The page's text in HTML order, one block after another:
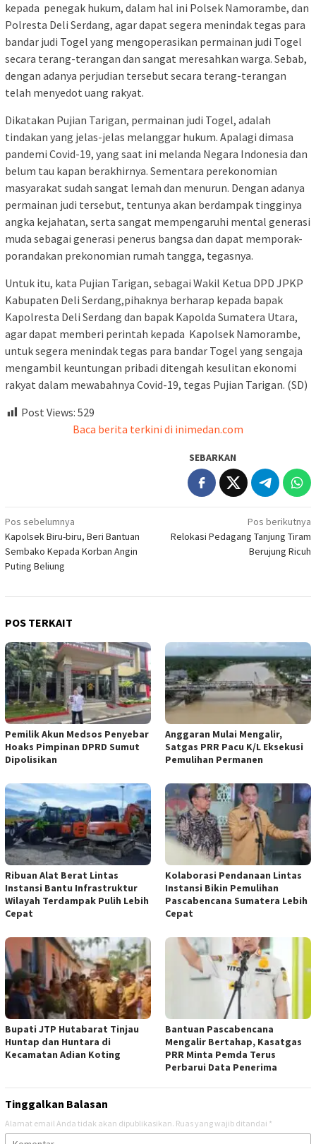
kepada penegak hukum, dalam hal ini Polsek Namorambe, dan
Polresta Deli Serdang, agar dapat segera menindak tegas para
bandar judi Togel yang mengoperasikan permainan judi Togel
secara terang-terangan dan sangat meresahkan warga. Sebab,
dengan adanya perjudian tersebut secara terang-terangan
telah menyedot uang rakyat.
Dikatakan Pujian Tarigan, permainan judi Togel, adalah
tindakan yang jelas-jelas melanggar hukum. Apalagi dimasa
pandemi Covid-19, yang saat ini melanda Negara Indonesia dan
belum tau kapan berakhirnya. Sementara perekonomian
masyarakat sudah sangat lemah dan menurun. Dengan adanya
permainan judi tersebut, tentunya akan berdampak tingginya
angka kejahatan, serta sangat mempengaruhi mental generasi
muda sebagai generasi penerus bangsa dan dapat memporak-
porandakan prekonomian rumah tangga, tegasnya.
Untuk itu, kata Pujian Tarigan, sebagai Wakil Ketua DPD JPKP
Kabupaten Deli Serdang,pihaknya berharap kepada bapak
Kapolresta Deli Serdang dan bapak Kapolda Sumatera Utara,
agar dapat memberi perintah kepada Kapolsek Namorambe,
untuk segera menindak tegas para bandar Togel yang sengaja
mengambil keuntungan pribadi ditengah kesulitan ekonomi
rakyat dalam mewabahnya Covid-19, tegas Pujian Tarigan. (SD)
Post Views: 529
Baca berita terkini di inimedan.com
SEBARKAN
Navigasi
pos
Pos sebelumnya
Kapolsek Biru-biru, Beri Bantuan
Sembako Kepada Korban Angin
Puting Beliung
Pos berikutnya
Relokasi Pedagang Tanjung Tiram
Berujung Ricuh
POS TERKAIT
Pemilik Akun Medsos Penyebar
Hoaks Pimpinan DPRD Sumut
Dipolisikan
Anggaran Mulai Mengalir,
Satgas PRR Pacu K/L Eksekusi
Pemulihan Permanen
Ribuan Alat Berat Lintas
Instansi Bantu Infrastruktur
Wilayah Terdampak Pulih Lebih
Cepat
Kolaborasi Pendanaan Lintas
Instansi Bikin Pemulihan
Pascabencana Sumatera Lebih
Cepat
Bupati JTP Hutabarat Tinjau
Huntap dan Huntara di
Kecamatan Adian Koting
Bantuan Pascabencana
Mengalir Bertahap, Kasatgas
PRR Minta Pemda Terus
Perbarui Data Penerima
Tinggalkan Balasan
Alamat email Anda tidak akan dipublikasikan. Ruas yang wajib ditandai *